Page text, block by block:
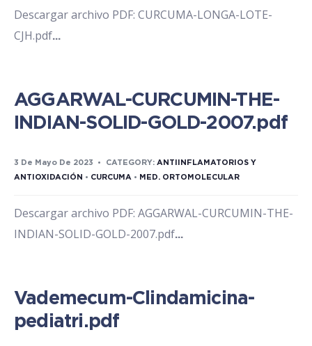
Descargar archivo PDF: CURCUMA-LONGA-LOTE-
CJH.pdf...
AGGARWAL-CURCUMIN-THE-
INDIAN-SOLID-GOLD-2007.pdf
3 De Mayo De 2023 • CATEGORY: ANTIINFLAMATORIOS Y
ANTIOXIDACIÓN • CURCUMA • MED. ORTOMOLECULAR
Descargar archivo PDF: AGGARWAL-CURCUMIN-THE-
INDIAN-SOLID-GOLD-2007.pdf...
Vademecum-Clindamicina-
pediatri.pdf